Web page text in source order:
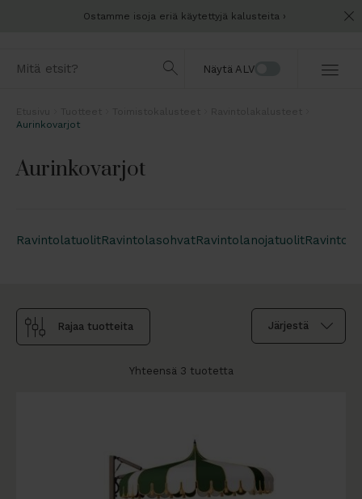
Ostamme isoja eriä käytettyjä kalusteita
Näytä ALV
Aurinkovarjot
Aurinkovarjot
RavintolatuolitRavintolasohvatRavintolanojatuolit
Rajaa tuotteita
Yhteensä 3 tuotetta